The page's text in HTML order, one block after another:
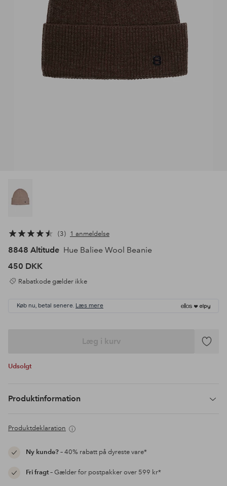
3 1 anmeldelse
8848 Altitude Hue Baliee Wool Beanie
450 DKK
Rabatkode gælder ikke
Køb nu, betal senere. Læs mere
Læg i kurv
Tilføj
Udsolgt
Produktinformation
Produktdeklaration
Ny kunde?– 40% rabatt på dyreste vare*
Fri fragt– Gælder for postpakker over 599 kr*